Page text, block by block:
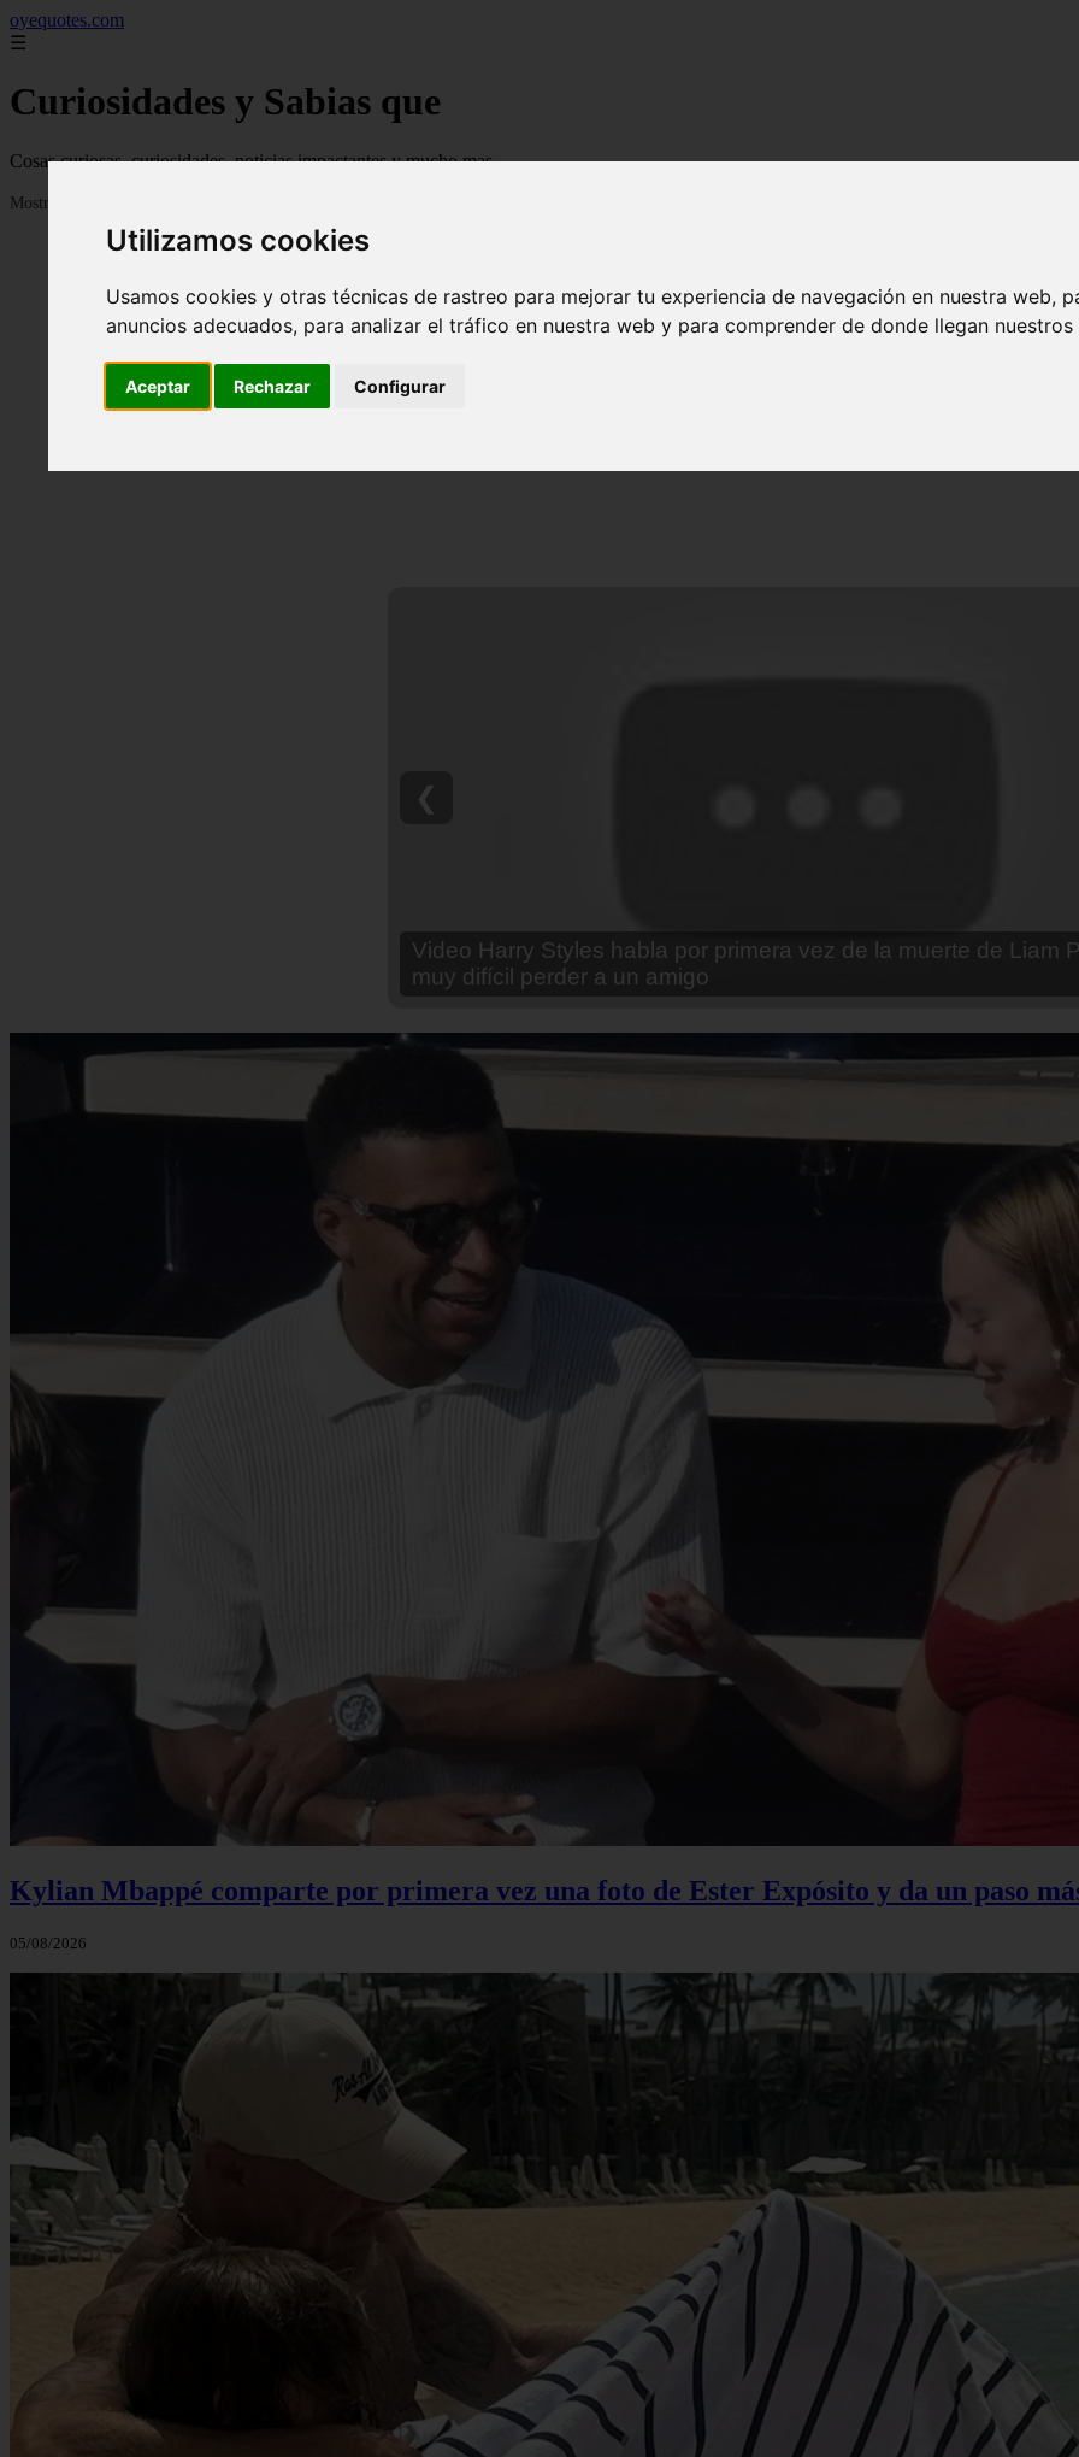
Utilizamos cookies
Usamos cookies y otras técnicas de rastreo para mejorar tu experiencia de navegación en nuestra web,
anuncios adecuados, para analizar el tráfico en nuestra web y para comprender de donde llegan
Aceptar Rechazar Configurar
oyequotes.com
☰
Curiosidades y Sabias que
Cosas curiosas, curiosidades, noticias impactantes y mucho mas
Mostrando 1 - 24 de 2833 artículos
Video Ana Brenda Contreras y la firme promesa que le hizo a
❮
Kylian Mbappé comparte por primera vez una foto de Ester Expósito y da un paso
05/08/2026